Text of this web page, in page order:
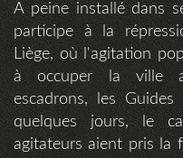
A peine installé dans
participe à la
Liège, où l'agitation
à occuper la ville
escadrons, les
quelques jours, le
agitateurs aient pris la